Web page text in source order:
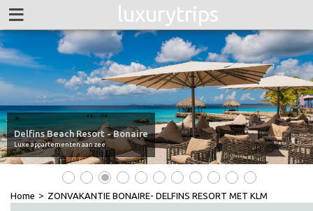
≡ luxurytrips
Delfins Beach Resort - Bonaire
Luxe appartementen aan zee
• • • • • • • • • • •
Home > ZONVAKANTIE BONAIRE- DELFINS RESORT MET KLM